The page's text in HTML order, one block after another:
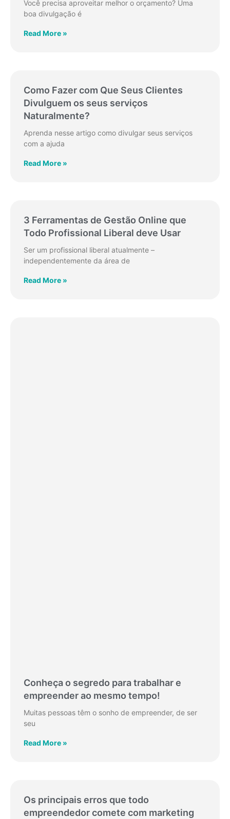
Você precisa aproveitar melhor o orçamento? Uma
boa divulgação é
Read More »
Como Fazer com Que Seus Clientes
Divulguem os seus serviços
Naturalmente?
Aprenda nesse artigo como divulgar seus serviços
com a ajuda
Read More »
3 Ferramentas de Gestão Online que
Todo Profissional Liberal deve Usar
Ser um profissional liberal atualmente –
independentemente da área de
Read More »
Conheça o segredo para trabalhar e
empreender ao mesmo tempo!
Muitas pessoas têm o sonho de empreender, de ser
seu
Read More »
Os principais erros que todo
empreendedor comete com marketing